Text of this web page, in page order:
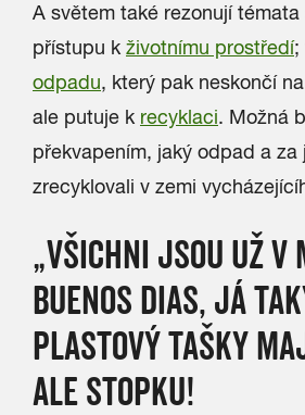
A světem také rezonují
přístupu k životnímu prostředí;
odpadu, který pak neskončí
ale putuje k recyklaci. Možná
překvapením, jaký odpad a za
zrecyklovali v zemi
„VŠICHNI JSOU UŽ V
BUENOS DIAS, JÁ
PLASTOVÝ TAŠKY
ALE STOPKU!